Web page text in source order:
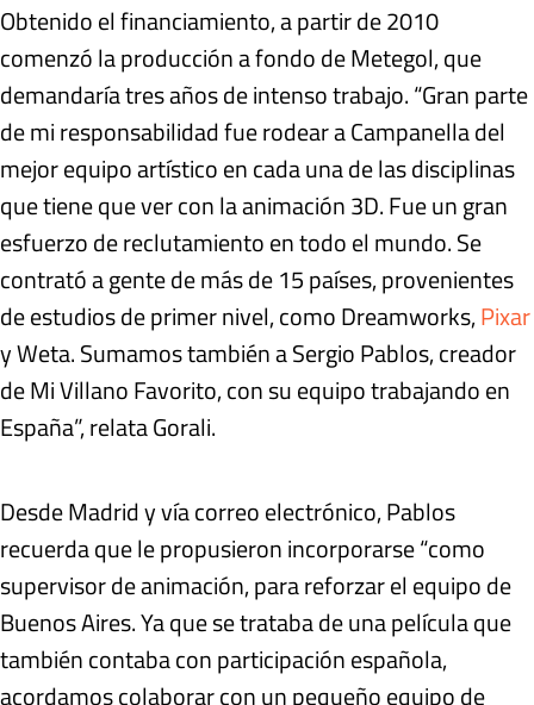
Obtenido el financiamiento, a partir de 2010
comenzó la producción a fondo de Metegol, que
demandaría tres años de intenso trabajo. “Gran parte
de mi responsabilidad fue rodear a Campanella del
mejor equipo artístico en cada una de las disciplinas
que tiene que ver con la animación 3D. Fue un gran
esfuerzo de reclutamiento en todo el mundo. Se
contrató a gente de más de 15 países, provenientes
de estudios de primer nivel, como Dreamworks,Pixar
y Weta. Sumamos también a Sergio Pablos, creador
de Mi Villano Favorito, con su equipo trabajando en
España”, relata Gorali.
Desde Madrid y vía correo electrónico, Pablos
recuerda que le propusieron incorporarse “como
supervisor de animación, para reforzar el equipo de
Buenos Aires. Ya que se trataba de una película que
también contaba con participación española,
acordamos colaborar con un pequeño equipo de